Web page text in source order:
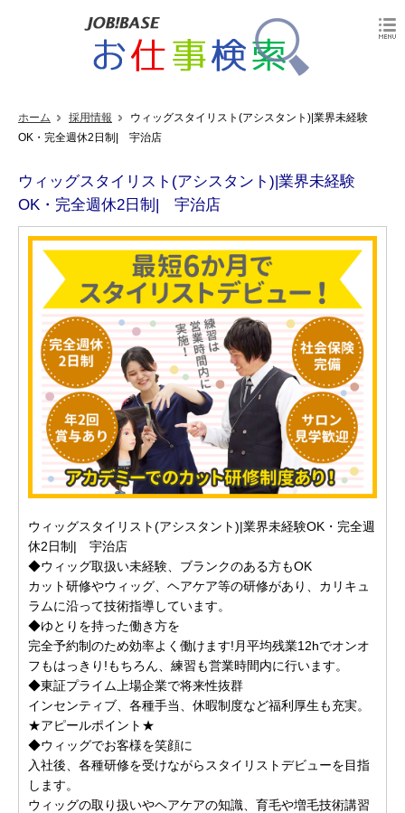
ホーム 採用情報
ウィッグスタイリスト(アシスタント)|業界未経験
OK・完全週休2日制| 宇治店
ウィッグスタイリスト(アシスタント)|業界未経験
OK・完全週休2日制| 宇治店
ウィッグスタイリスト(アシスタント)|業界未経験OK・完全週
休2日制| 宇治店
◆ウィッグ取扱い未経験、ブランクのある方もOK
カット研修やウィッグ、ヘアケア等の研修があり、カリキュ
ラムに沿って技術指導しています。
◆ゆとりを持った働き方を
完全予約制のため効率よく働けます!月平均残業12hでオンオ
フもはっきり!もちろん、練習も営業時間内に行います。
◆東証プライム上場企業で将来性抜群
インセンティブ、各種手当、休暇制度など福利厚生も充実。
★アピールポイント★
◆ウィッグでお客様を笑顔に
入社後、各種研修を受けながらスタイリストデビューを目指
します。
ウィッグの取り扱いやヘアケアの知識、育毛や増毛技術講習